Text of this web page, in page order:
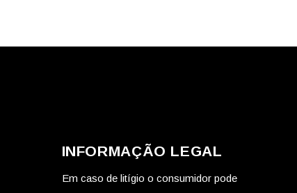
INFORMAÇÃO LEGAL
Em caso de litígio o consumidor pode